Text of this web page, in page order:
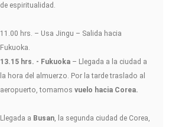
de espiritualidad.
11.00 hrs. – Usa Jingu – Salida hacia
Fukuoka.
13.15 hrs. - Fukuoka – Llegada a la ciudad a
la hora del almuerzo. Por la tarde traslado al
aeropuerto, tomamos vuelo hacia Corea.
Llegada a Busan , la segunda ciudad de Corea,